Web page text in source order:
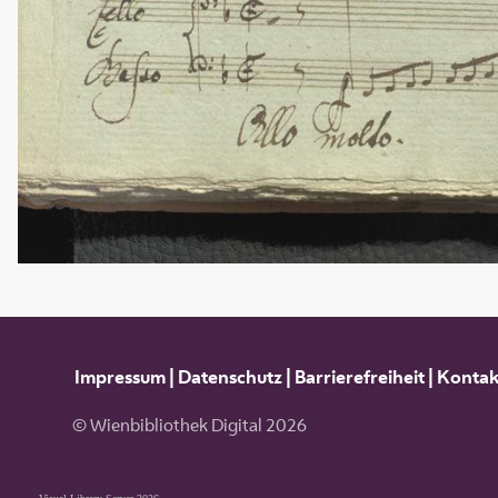
Impressum| Datenschutz| Barrierefreiheit|
© Wienbibliothek Digital 2026